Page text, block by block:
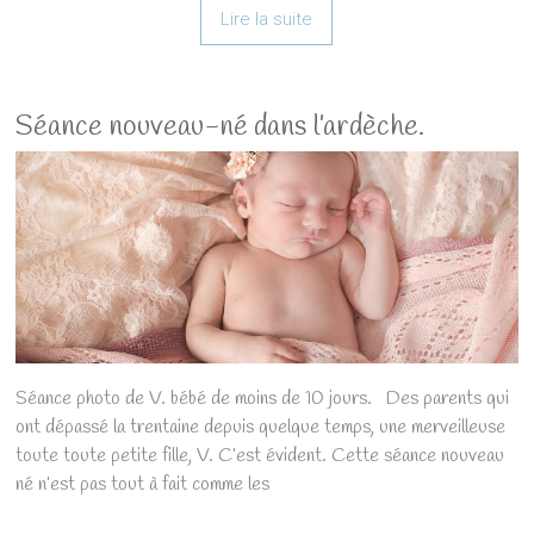
Lire la suite
Séance nouveau-né dans l’ardèche.
Séance photo de V. bébé de moins de 10 jours. Des parents qui
ont dépassé la trentaine depuis quelque temps, une merveilleuse
toute toute petite fille, V. C’est évident. Cette séance nouveau
né n’est pas tout à fait comme les